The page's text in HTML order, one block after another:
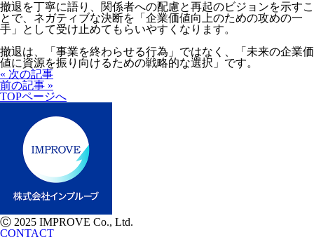
撤退を丁寧に語り、関係者への配慮と再起のビジョンを示すこ
とで、ネガティブな決断を「企業価値向上のための攻めの一
手」として受け止めてもらいやすくなります。
撤退は、「事業を終わらせる行為」ではなく、「未来の企業価
値に資源を振り向けるための戦略的な選択」です。
« 次の記事
前の記事 »
TOPページへ
Ⓒ 2025 IMPROVE Co., Ltd.
CONTACT